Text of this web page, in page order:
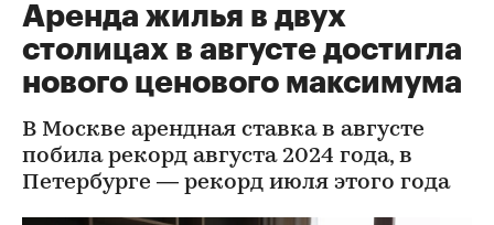
Аренда жилья в двух
столицах в августе достигла
нового ценового максимума
В Москве арендная ставка в августе
побила рекорд августа 2024 года, в
Петербурге — рекорд июля этого года